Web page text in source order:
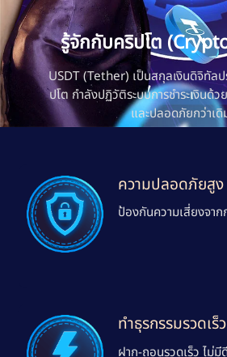
รู้จักกับคริปโต
USDT (Tether) เป็นสกุลเงินดิจิทัลป
ปโต กำลังปฏิวัติระบบการชำระเงินด้ว
และปลอดภัยกว่าเดิ
ความปลอดภัยสูง
ป้องกันความเสี่ยงจา
ทำธุรกรรมรวดเร็
ฝาก-ถอนรวดเร็ว ไม่มี